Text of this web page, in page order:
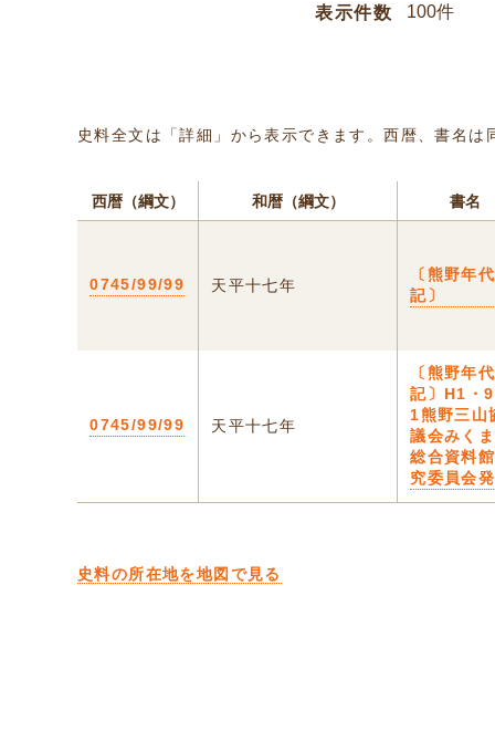
表示件数
史料全文は「詳細」から表示できます。西暦、書名
西暦（綱文） 和暦（綱文） 書名
0745/99/99 天平十七年
〔熊野年代
記〕
0745/99/99 天平十七年
〔熊野年代
記〕H1・
1熊野三山
議会みく
総合資料
究委員会
史料の所在地を地図で見る